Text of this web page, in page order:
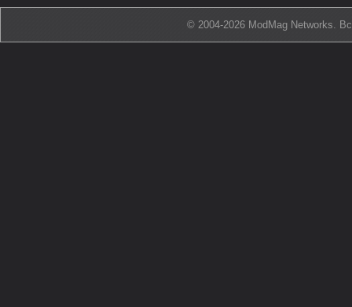
© 2004-2026 ModMag Networks.